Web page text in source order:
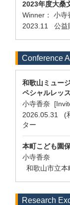
2023年度大桑
Winner： 小寺
2023.11 公益
Conference
和歌山ミュー
ペシャルレッ
小寺香奈
2026.05.31 (
ター
本町こども園
小寺香奈
和歌山市立本
Research